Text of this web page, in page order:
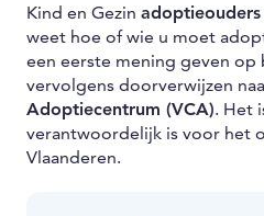
Kind en Gezin adoptieouders
weet hoe of wie u moet
een eerste mening geven op
vervolgens doorverwijzen
Adoptiecentrum (VCA). Het
verantwoordelijk is voor het
Vlaanderen.